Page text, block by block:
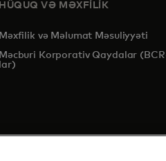
HÜQUQ VƏ MƏXFİLİK
Məxfilik və Məlumat Məsuliyyəti
Məcburi Korporativ Qaydalar
lar)